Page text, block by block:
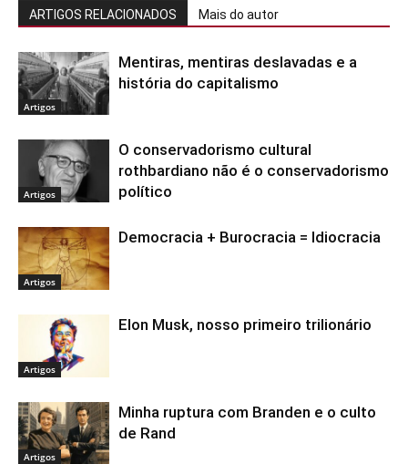
ARTIGOS RELACIONADOS Mais do autor
Artigos
Mentiras, mentiras deslavadas e a
história do capitalismo
Artigos
O conservadorismo cultural
rothbardiano não é o conservadorismo
político
Artigos
Democracia + Burocracia = Idiocracia
Artigos
Elon Musk, nosso primeiro trilionário
Artigos
Minha ruptura com Branden e o culto
de Rand